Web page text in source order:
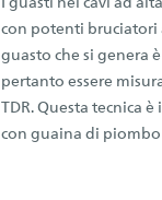
con potenti bruciatori
guasto che si genera
pertanto essere
TDR. Questa tecnica
con guaina di piombo